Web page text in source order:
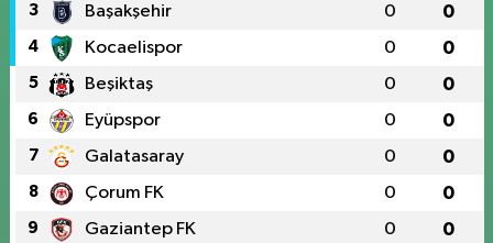
3 Başakşehir 0 0
4 Kocaelispor 0 0
5 Beşiktaş 0 0
6 Eyüpspor 0 0
7 Galatasaray 0 0
8 Çorum FK 0 0
9 Gaziantep FK 0 0